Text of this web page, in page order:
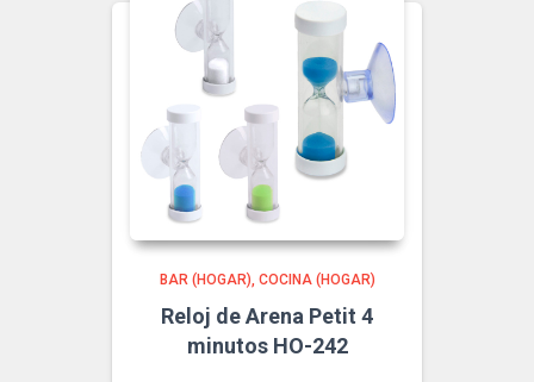
BAR (HOGAR) COCINA (HOGAR)
Reloj de Arena Petit 4
minutos HO-242